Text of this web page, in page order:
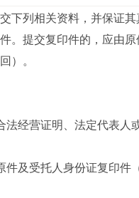
下列相关资料，并保证
。提交复印件的，应由
）。
经营证明、法定代表
及受托人身份证复印件